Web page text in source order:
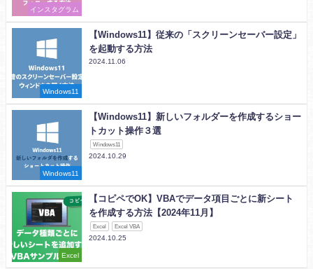
インスタグラム
Windows11
【Windows11】従来の「スクリーンセーバー設定」
を起動する方法
2024.11.06
Windows11
【Windows11】新しいフォルダーを作成するショー
トカット操作３選
Windows11
2024.10.29
Excel
【コピペでOK】VBAでデータ項目ごとに新シート
を作成する方法【2024年11月】
Excel Excel VBA
2024.10.25